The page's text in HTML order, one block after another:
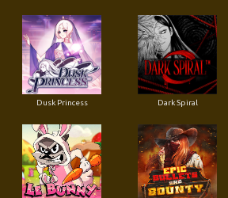
Dusk Princess Dark Spiral